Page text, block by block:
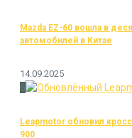
Mazda EZ-60 вошла в
автомобилей в Китае
14.09.2025
6
Leapmotor обновил
900